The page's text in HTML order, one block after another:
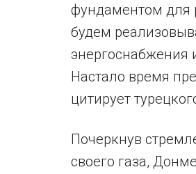
фундаментом для
будем
энергоснабжения
Настало время
цитирует
Почеркнув
своего газа,